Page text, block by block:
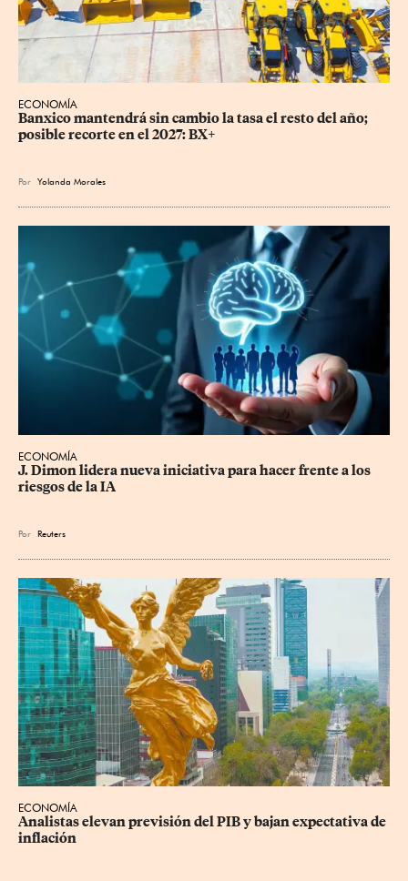
ECONOMÍA
Banxico mantendrá sin cambio la tasa el resto del año;
posible recorte en el 2027: BX+
Por Yolanda Morales
ECONOMÍA
J. Dimon lidera nueva iniciativa para hacer frente a los
riesgos de la IA
Por Reuters
ECONOMÍA
Analistas elevan previsión del PIB y bajan expectativa de
inflación